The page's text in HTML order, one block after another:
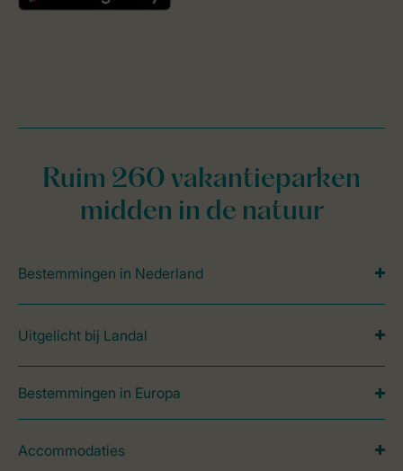
Ruim 260 vakantieparken
midden in de natuur
Bestemmingen in Nederland
Uitgelicht bij Landal
Bestemmingen in Europa
Accommodaties